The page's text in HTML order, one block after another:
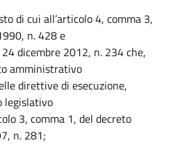
di cui all’articolo 4, comma 3,
n. 428 e
dicembre 2012, n. 234 che,
amministrativo
direttive di esecuzione,
legislativo
3, comma 1, del decreto
n. 281;